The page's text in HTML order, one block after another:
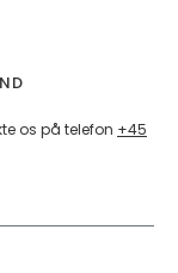
os på telefon +45